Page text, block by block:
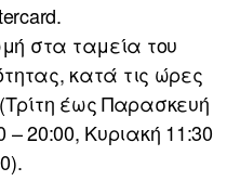
στα ταμεία του
κατά τις ώρες
έως Παρασκευή
20:00, Κυριακή 11:30